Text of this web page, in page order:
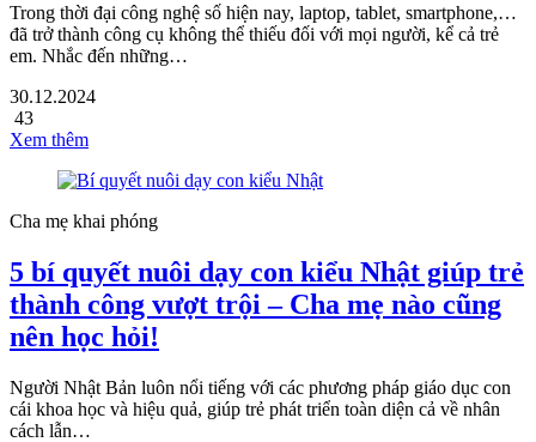
Trong thời đại công nghệ số hiện nay, laptop, tablet, smartphone,…
đã trở thành công cụ không thể thiếu đối với mọi người, kể cả trẻ
em. Nhắc đến những…
30.12.2024
43
Xem thêm
Cha mẹ khai phóng
5 bí quyết nuôi dạy con kiểu Nhật giúp trẻ
thành công vượt trội – Cha mẹ nào cũng
nên học hỏi!
Người Nhật Bản luôn nổi tiếng với các phương pháp giáo dục con
cái khoa học và hiệu quả, giúp trẻ phát triển toàn diện cả về nhân
cách lẫn…